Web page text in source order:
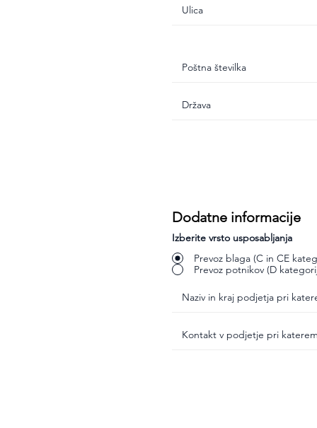
Dodatne informacije
Izberite vrsto usposabljanja
Prevoz blaga (C in CE
Prevoz potnikov (D